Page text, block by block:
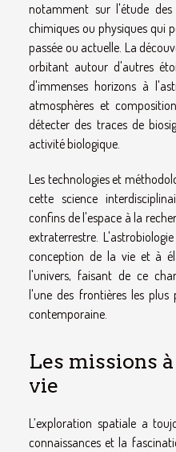
notamment sur l'étude des
chimiques ou physiques qui
passée ou actuelle. La
orbitant autour d'autres
d'immenses horizons à
atmosphères et
détecter des traces de
activité biologique.
Les technologies et
cette science
confins de l'espace à la
extraterrestre.
conception de la vie et à
l'univers, faisant de ce
l'une des frontières les plus
contemporaine.
Les missions
vie
L’exploration spatiale a
connaissances et la